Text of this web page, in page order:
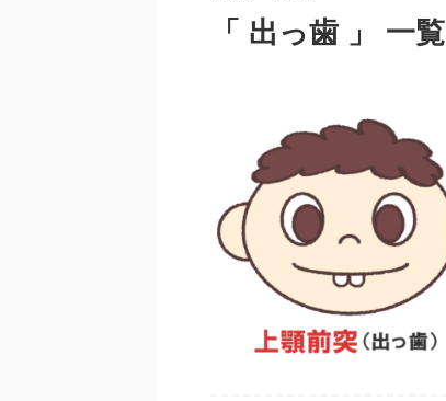
「 出っ歯 」 一覧